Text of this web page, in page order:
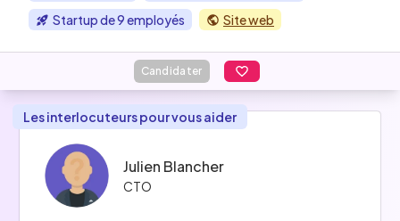
Startup de 9 employés
Site web
Candidater
Les interlocuteurs pour vous aider
Julien Blancher
CTO